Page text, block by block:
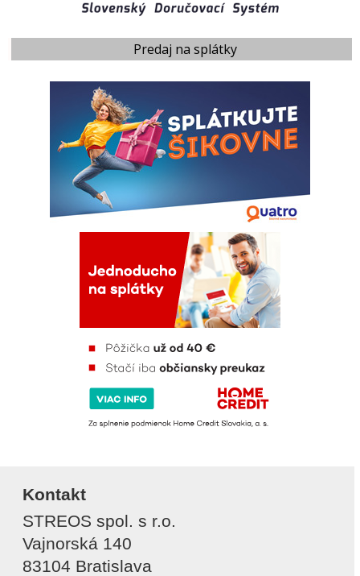
Predaj na splátky
Kontakt
STREOS spol. s r.o.
Vajnorská 140
83104 Bratislava